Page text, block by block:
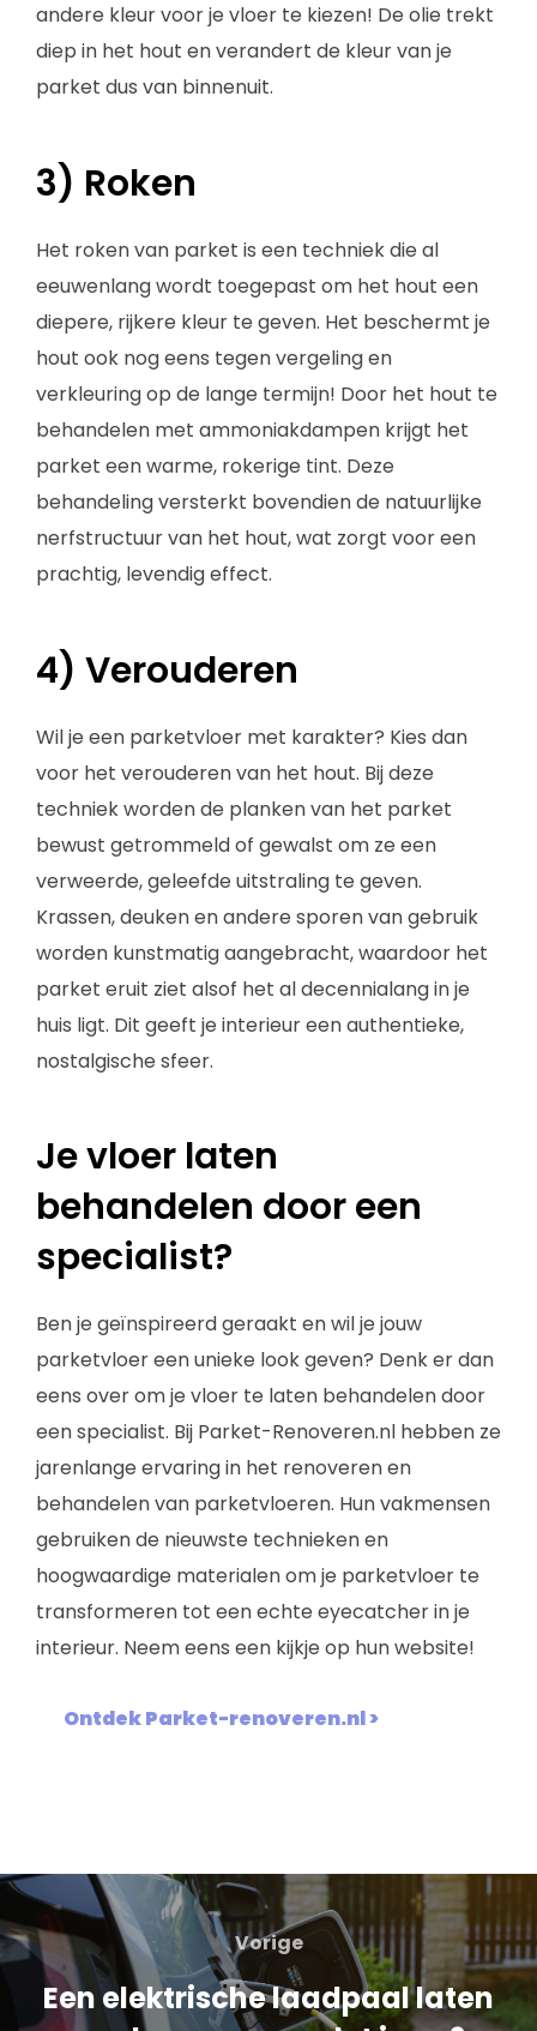
andere kleur voor je vloer te kiezen! De olie trekt
diep in het hout en verandert de kleur van je
parket dus van binnenuit.
3) Roken
Het roken van parket is een techniek die al
eeuwenlang wordt toegepast om het hout een
diepere, rijkere kleur te geven. Het beschermt je
hout ook nog eens tegen vergeling en
verkleuring op de lange termijn! Door het hout te
behandelen met ammoniakdampen krijgt het
parket een warme, rokerige tint. Deze
behandeling versterkt bovendien de natuurlijke
nerfstructuur van het hout, wat zorgt voor een
prachtig, levendig effect.
4) Verouderen
Wil je een parketvloer met karakter? Kies dan
voor het verouderen van het hout. Bij deze
techniek worden de planken van het parket
bewust getrommeld of gewalst om ze een
verweerde, geleefde uitstraling te geven.
Krassen, deuken en andere sporen van gebruik
worden kunstmatig aangebracht, waardoor het
parket eruit ziet alsof het al decennialang in je
huis ligt. Dit geeft je interieur een authentieke,
nostalgische sfeer.
Je vloer laten
behandelen door een
specialist?
Ben je geïnspireerd geraakt en wil je jouw
parketvloer een unieke look geven? Denk er dan
eens over om je vloer te laten behandelen door
een specialist. Bij Parket-Renoveren.nl hebben ze
jarenlange ervaring in het renoveren en
behandelen van parketvloeren. Hun vakmensen
gebruiken de nieuwste technieken en
hoogwaardige materialen om je parketvloer te
transformeren tot een echte eyecatcher in je
interieur. Neem eens een kijkje op hun website!
Ontdek Parket-renoveren.nl >
Vorige
Een elektrische laadpaal laten